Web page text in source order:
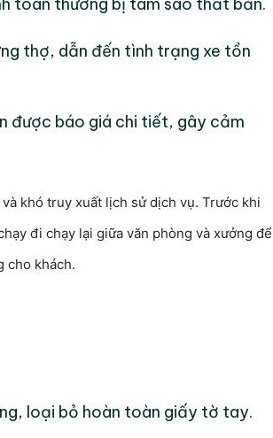
thợ, dẫn đến tình trạng xe tồn
được báo giá chi tiết, gây cảm
khó truy xuất lịch sử dịch vụ. Trước khi
đi chạy lại giữa văn phòng và xưởng để
cho khách.
loại bỏ hoàn toàn giấy tờ tay.